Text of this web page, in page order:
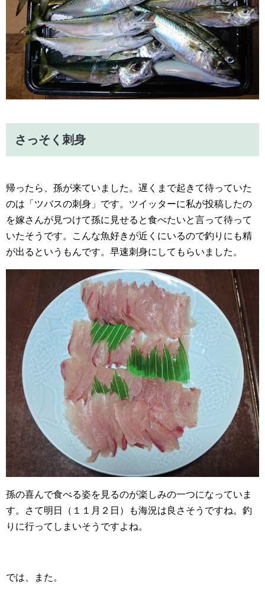
さっそく刺身
帰ったら、孫が来ていました。遅くまで起きて待っていた
のは「ツバスの刺身」です。ツイッターに私が投稿したの
を嫁さんが見つけて孫に見せると食べたいと言って待って
いたそうです。こんな魚好きが近くにいるので釣りにも精
が出るというもんです。早速刺身にしてもらいました。
孫の喜んで食べる姿を見るのが楽しみの一つになっていま
す。さて明日（１１月２日）も海況は良さそうですね。釣
りに行ってしまいそうですよね。
では、また。